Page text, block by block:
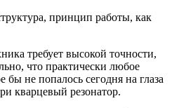
требует высокой точности,
что практически любое
бы не попалось сегодня на глаза
кварцевый резонатор.